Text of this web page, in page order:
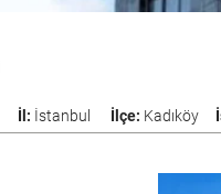
İl: İstanbul İlçe: Kadıköy